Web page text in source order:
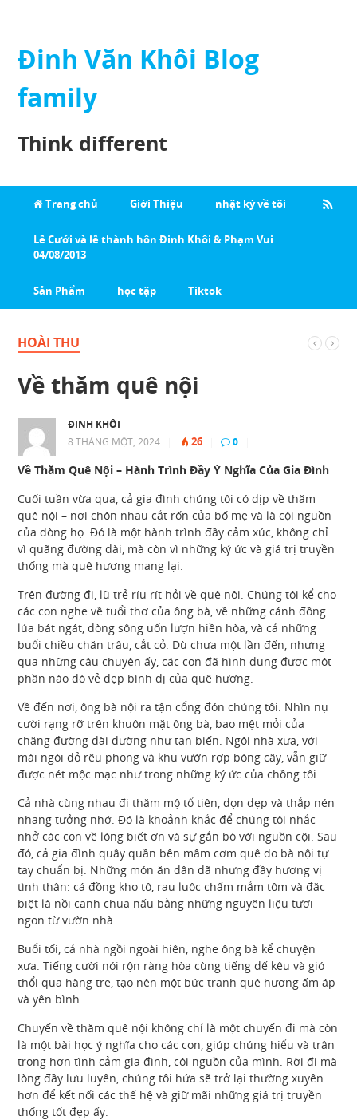
Đinh Văn Khôi Blog
family
Think different
Trang chủ Giới Thiệu nhật ký về tôi
Lễ Cưới và lễ thành hôn Đinh Khôi & Phạm Vui
04/08/2013
Sản Phẩm học tập Tiktok
HOÀI THU
Về thăm quê nội
ĐINH KHÔI
8 THÁNG MỘT, 2024
26 0
Về Thăm Quê Nội – Hành Trình Đầy Ý Nghĩa Của Gia Đình
Cuối tuần vừa qua, cả gia đình chúng tôi có dịp về thăm
quê nội – nơi chôn nhau cắt rốn của bố mẹ và là cội nguồn
của dòng họ. Đó là một hành trình đầy cảm xúc, không chỉ
vì quãng đường dài, mà còn vì những ký ức và giá trị truyền
thống mà quê hương mang lại.
Trên đường đi, lũ trẻ ríu rít hỏi về quê nội. Chúng tôi kể cho
các con nghe về tuổi thơ của ông bà, về những cánh đồng
lúa bát ngát, dòng sông uốn lượn hiền hòa, và cả những
buổi chiều chăn trâu, cắt cỏ. Dù chưa một lần đến, nhưng
qua những câu chuyện ấy, các con đã hình dung được một
phần nào đó vẻ đẹp bình dị của quê hương.
Về đến nơi, ông bà nội ra tận cổng đón chúng tôi. Nhìn nụ
cười rạng rỡ trên khuôn mặt ông bà, bao mệt mỏi của
chặng đường dài dường như tan biến. Ngôi nhà xưa, với
mái ngói đỏ rêu phong và khu vườn rợp bóng cây, vẫn giữ
được nét mộc mạc như trong những ký ức của chồng tôi.
Cả nhà cùng nhau đi thăm mộ tổ tiên, dọn dẹp và thắp nén
nhang tưởng nhớ. Đó là khoảnh khắc để chúng tôi nhắc
nhở các con về lòng biết ơn và sự gắn bó với nguồn cội. Sau
đó, cả gia đình quây quần bên mâm cơm quê do bà nội tự
tay chuẩn bị. Những món ăn dân dã nhưng đầy hương vị
tình thân: cá đồng kho tộ, rau luộc chấm mắm tôm và đặc
biệt là nồi canh chua nấu bằng những nguyên liệu tươi
ngon từ vườn nhà.
Buổi tối, cả nhà ngồi ngoài hiên, nghe ông bà kể chuyện
xưa. Tiếng cười nói rộn ràng hòa cùng tiếng dế kêu và gió
thổi qua hàng tre, tạo nên một bức tranh quê hương ấm áp
và yên bình.
Chuyến về thăm quê nội không chỉ là một chuyến đi mà còn
là một bài học ý nghĩa cho các con, giúp chúng hiểu và trân
trọng hơn tình cảm gia đình, cội nguồn của mình. Rời đi mà
lòng đầy lưu luyến, chúng tôi hứa sẽ trở lại thường xuyên
hơn để kết nối các thế hệ và giữ mãi những giá trị truyền
thống tốt đẹp ấy.